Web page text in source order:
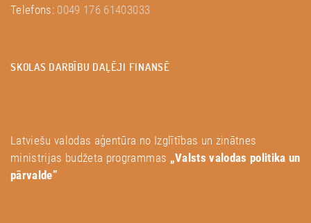
Telefons: 0049 176 61403033
SKOLAS DARBĪBU DAĻĒJI FINANSĒ
Latviešu valodas aģentūra no Izglītības un zinātnes
ministrijas budžeta programmas „Valsts valodas politika un
pārvalde”